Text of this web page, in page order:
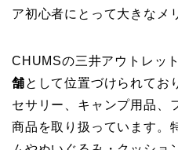
ア初心者にとって大きなメ
CHUMSの三井アウトレッ
舗として位置づけられてお
セサリー、キャンプ用品、
商品を取り扱っています。